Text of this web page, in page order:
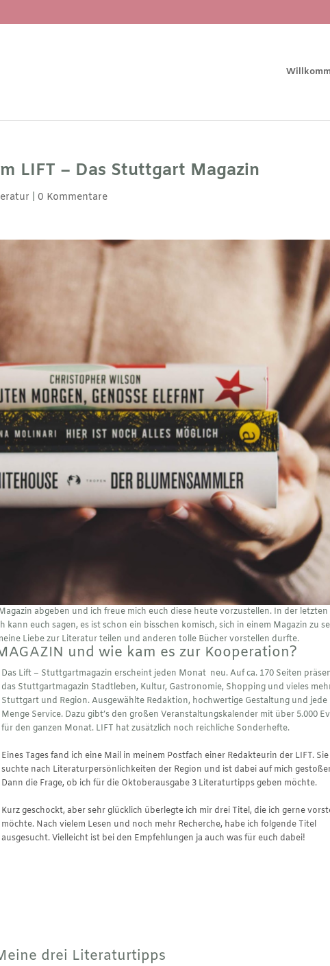
LIFT – Das Stuttgart Magazin
|0 Kommentare
abgeben und ich freue mich euch diese heute vorzustellen. In der letzten
euch sagen, es ist schon ein bisschen komisch, sich in einem Magazin zu
Liebe zur Literatur teilen und anderen tolle Bücher vorstellen durfte.
und wie kam es zur Kooperation?
Das Lift – Stuttgartmagazin erscheint jeden Monat neu. Auf ca. 170 Seiten
das Stuttgartmagazin Stadtleben, Kultur, Gastronomie, Shopping und vieles
Stuttgart und Region. Ausgewählte Redaktion, hochwertige Gestaltung und jede
Menge Service. Dazu gibt’s den großen Veranstaltungskalender mit über 5.000
für den ganzen Monat. LIFT hat zusätzlich noch reichliche Sonderhefte.
Eines Tages fand ich eine Mail in meinem Postfach einer Redakteurin der LIFT. Sie
suchte nach Literaturpersönlichkeiten der Region und ist dabei auf mich
Dann die Frage, ob ich für die Oktoberausgabe 3 Literaturtipps geben möchte.
Kurz geschockt, aber sehr glücklich überlegte ich mir drei Titel, die ich gerne
möchte. Nach vielem Lesen und noch mehr Recherche, habe ich folgende Titel
ausgesucht. Vielleicht ist bei den Empfehlungen ja auch was für euch dabei!
drei Literaturtipps